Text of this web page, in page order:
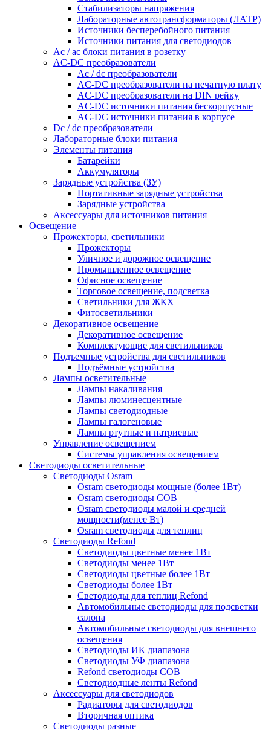
Стабилизаторы напряжения
Лабораторные автотрансформаторы (ЛАТР)
Источники бесперебойного питания
Источники питания для светодиодов
Ac / ac блоки питания в розетку
AC-DC преобразователи
Ac / dc преобразователи
AC-DC преобразователи на печатную плату
AC-DC преобразователи на DIN рейку
AC-DC источники питания бескорпусные
AC-DC источники питания в корпусе
Dc / dc преобразователи
Лабораторные блоки питания
Элементы питания
Батарейки
Аккумуляторы
Зарядные устройства (ЗУ)
Портативные зарядные устройства
Зарядные устройства
Аксессуары для источников питания
Освещение
Прожекторы, светильники
Прожекторы
Уличное и дорожное освещение
Промышленное освещение
Офисное освещение
Торговое освещение, подсветка
Светильники для ЖКХ
Фитосветильники
Декоративное освещение
Декоративное освещение
Комплектующие для светильников
Подъемные устройства для светильников
Подъёмные устройства
Лампы осветительные
Лампы накаливания
Лампы люминесцентные
Лампы светодиодные
Лампы галогеновые
Лампы ртутные и натриевые
Управление освещением
Системы управления освещением
Светодиоды осветительные
Светодиоды Osram
Osram светодиоды мощные (более 1Вт)
Osram светодиоды COB
Osram светодиоды малой и средней
мощности(менее Вт)
Osram светодиоды для теплиц
Светодиоды Refond
Светодиоды цветные менее 1Вт
Светодиоды менее 1Вт
Светодиоды цветные более 1Вт
Светодиоды более 1Вт
Светодиоды для теплиц Refond
Автомобильные светодиоды для подсветки
салона
Автомобильные светодиоды для внешнего
освещения
Светодиоды ИК диапазона
Светодиоды УФ диапазона
Refond светодиоды COB
Светодиодные ленты Refond
Аксессуары для светодиодов
Радиаторы для светодиодов
Вторичная оптика
Светодиоды разные